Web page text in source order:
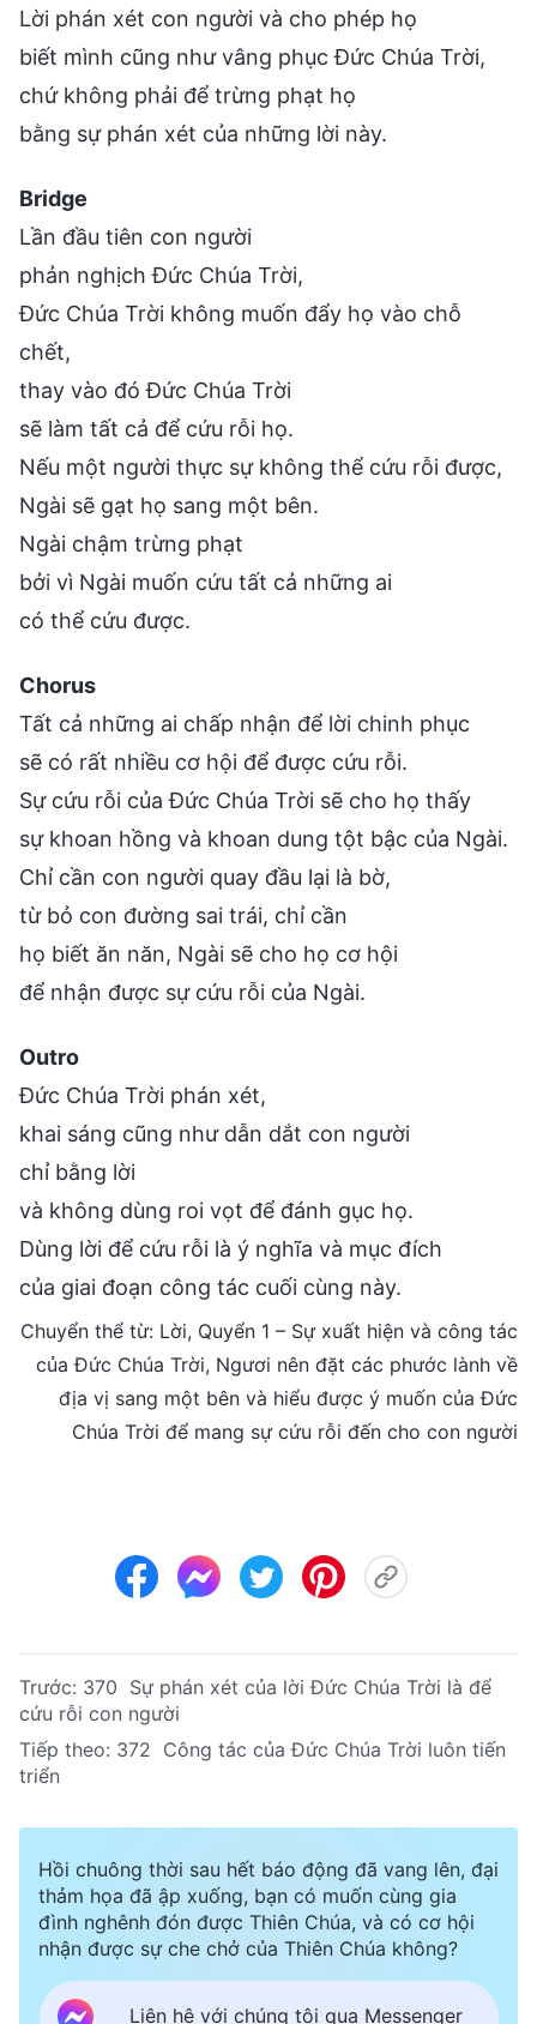
Lời phán xét con người và cho phép họ
biết mình cũng như vâng phục Đức Chúa Trời,
chứ không phải để trừng phạt họ
bằng sự phán xét của những lời này.
Bridge
Lần đầu tiên con người
phản nghịch Đức Chúa Trời,
Đức Chúa Trời không muốn đẩy họ vào chỗ
chết,
thay vào đó Đức Chúa Trời
sẽ làm tất cả để cứu rỗi họ.
Nếu một người thực sự không thể cứu rỗi được,
Ngài sẽ gạt họ sang một bên.
Ngài chậm trừng phạt
bởi vì Ngài muốn cứu tất cả những ai
có thể cứu được.
Chorus
Tất cả những ai chấp nhận để lời chinh phục
sẽ có rất nhiều cơ hội để được cứu rỗi.
Sự cứu rỗi của Đức Chúa Trời sẽ cho họ thấy
sự khoan hồng và khoan dung tột bậc của Ngài.
Chỉ cần con người quay đầu lại là bờ,
từ bỏ con đường sai trái, chỉ cần
họ biết ăn năn, Ngài sẽ cho họ cơ hội
để nhận được sự cứu rỗi của Ngài.
Outro
Đức Chúa Trời phán xét,
khai sáng cũng như dẫn dắt con người
chỉ bằng lời
và không dùng roi vọt để đánh gục họ.
Dùng lời để cứu rỗi là ý nghĩa và mục đích
của giai đoạn công tác cuối cùng này.
Chuyển thể từ: Lời, Quyển 1 – Sự xuất hiện và công tác
của Đức Chúa Trời, Ngươi nên đặt các phước lành về
địa vị sang một bên và hiểu được ý muốn của Đức
Chúa Trời để mang sự cứu rỗi đến cho con người
Trước: 370 Sự phán xét của lời Đức Chúa Trời là để
cứu rỗi con người
Tiếp theo: 372 Công tác của Đức Chúa Trời luôn tiến
triển
Hồi chuông thời sau hết báo động đã vang lên, đại
thảm họa đã ập xuống, bạn có muốn cùng gia
đình nghênh đón được Thiên Chúa, và có cơ hội
nhận được sự che chở của Thiên Chúa không?
Liên hệ với chúng tôi qua Messenger